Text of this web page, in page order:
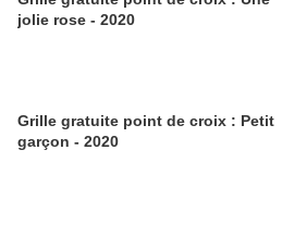
jolie rose - 2020
Grille gratuite point de croix : Petit
garçon - 2020